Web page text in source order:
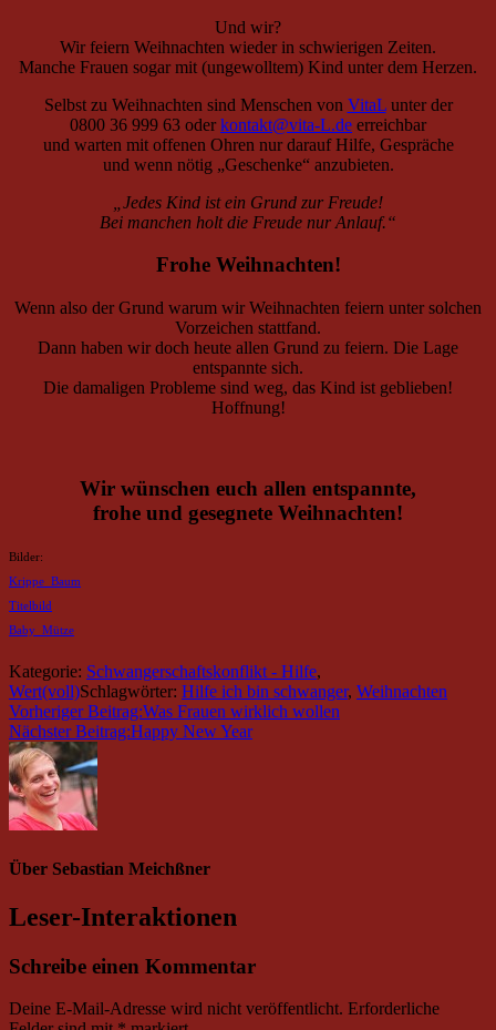
Und wir?
Wir feiern Weihnachten wieder in schwierigen Zeiten.
Manche Frauen sogar mit (ungewolltem) Kind unter dem Herzen.
Selbst zu Weihnachten sind Menschen von VitaLunter der
0800 36 999 63 oderkontakt@vita-L.de erreichbar
und warten mit offenen Ohren nur darauf Hilfe, Gespräche
und wenn nötig „Geschenke“ anzubieten.
„Jedes Kind ist ein Grund zur Freude!
Bei manchen holt die Freude nur Anlauf.“
Frohe Weihnachten!
Wenn also der Grund warum wir Weihnachten feiern unter solchen
Vorzeichen stattfand.
Dann haben wir doch heute allen Grund zu feiern. Die Lage
entspannte sich.
Die damaligen Probleme sind weg, das Kind ist geblieben!
Hoffnung!
Wir wünschen euch allen entspannte,
frohe und gesegnete Weihnachten!
Bilder:
Krippe_Baum
Titelbild
Baby_Mütze
Kategorie: Schwangerschaftskonflikt - Hilfe,
Wert(voll)Schlagwörter: Hilfe ich bin schwanger, Weihnachten
Vorheriger Beitrag:Was Frauen wirklich wollen
Nächster Beitrag:Happy New Year
Über Sebastian Meichßner
Leser-Interaktionen
Schreibe einen Kommentar
Deine E-Mail-Adresse wird nicht veröffentlicht. Erforderliche